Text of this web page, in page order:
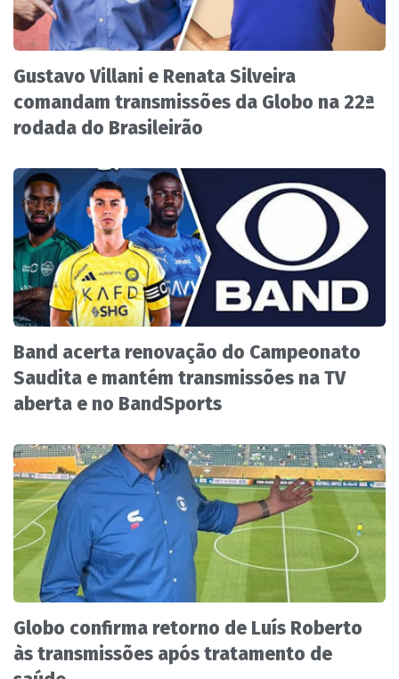
Gustavo Villani e Renata Silveira
comandam transmissões da Globo na 22ª
rodada do Brasileirão
Band acerta renovação do Campeonato
Saudita e mantém transmissões na TV
aberta e no BandSports
Globo confirma retorno de Luís Roberto
às transmissões após tratamento de